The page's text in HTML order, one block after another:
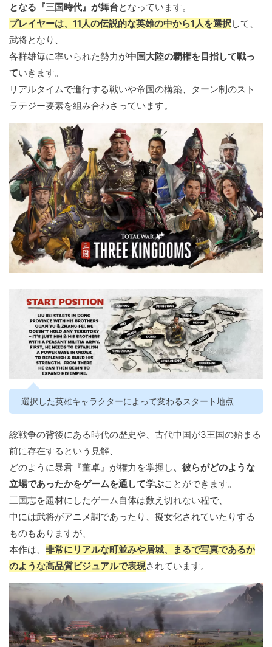
となる『三国時代』が舞台となっています。
プレイヤーは、11人の伝説的な英雄の中から1人を選択 して、
武将となり、
各群雄毎に率いられた勢力が中国大陸の覇権を目指して戦っ
ていきます。
リアルタイムで進行する戦いや帝国の構築、ターン制のスト
ラテジー要素を組み合わさっています。
選択した英雄キャラクターによって変わるスタート地点
総戦争の背後にある時代の歴史や、古代中国が3王国の始まる
前に存在するという見解、
どのように暴君『董卓』が権力を掌握し、彼らがどのような
立場であったかをゲームを通して学ぶことができます。
三国志を題材にしたゲーム自体は数え切れない程で、
中には武将がアニメ調であったり、擬女化されていたりする
ものもありますが、
本作は、 非常にリアルな町並みや居城、まるで写真であるか
のような高品質ビジュアルで表現されています。